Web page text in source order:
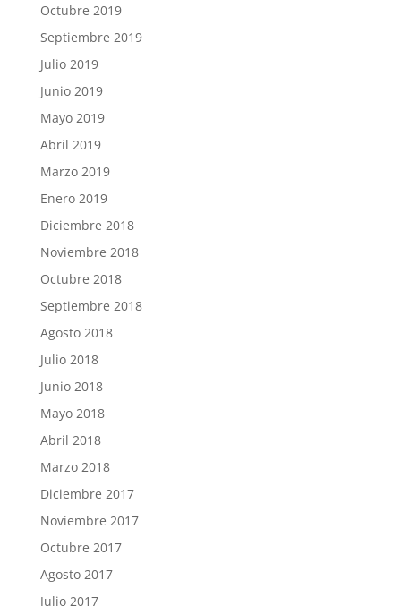
Octubre 2019
Septiembre 2019
Julio 2019
Junio 2019
Mayo 2019
Abril 2019
Marzo 2019
Enero 2019
Diciembre 2018
Noviembre 2018
Octubre 2018
Septiembre 2018
Agosto 2018
Julio 2018
Junio 2018
Mayo 2018
Abril 2018
Marzo 2018
Diciembre 2017
Noviembre 2017
Octubre 2017
Agosto 2017
Julio 2017